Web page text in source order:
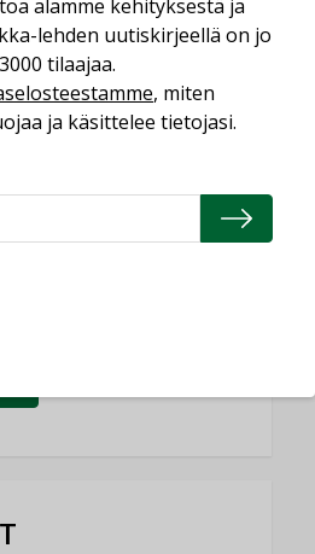
on vailla toimivaa
EPD-dokumenteista
on
alamme kehityksestä ja
lehden uutiskirjeellä on jo
tilaajaa.
, miten
ja käsittelee tietojasi.